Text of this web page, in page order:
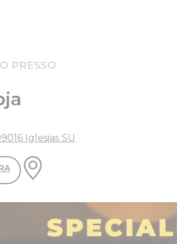
PRESSO
Iglesias SU